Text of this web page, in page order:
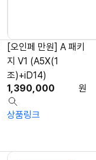
[오인페 만원] A 패키
지 V1 (A5X(1
조)+iD14)
1,390,000
원
상품링크